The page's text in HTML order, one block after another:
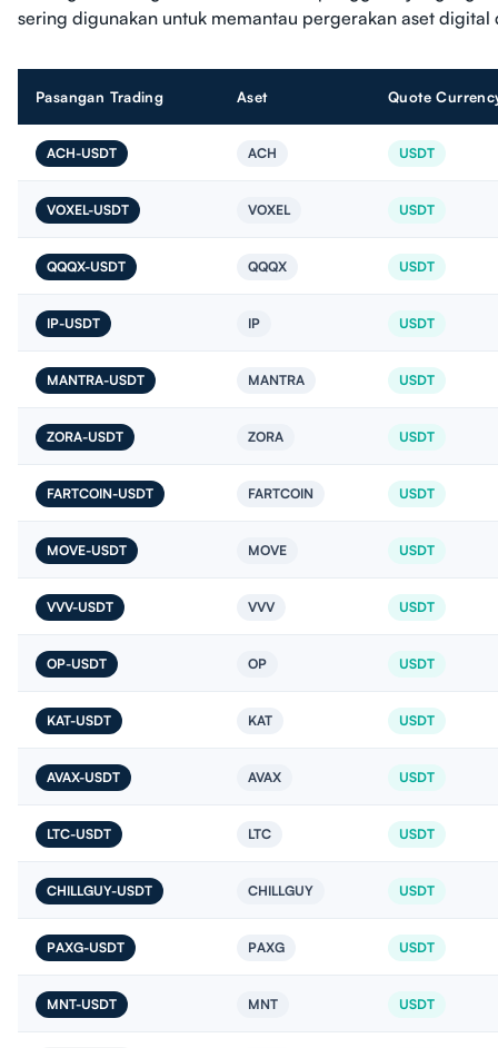
sering digunakan untuk memantau pergerakan aset
Pasangan Trading Aset Quote
ACH-USDT ACH USDT
VOXEL-USDT VOXEL USDT
QQQX-USDT QQQX USDT
IP-USDT IP USDT
MANTRA-USDT MANTRA USDT
ZORA-USDT ZORA USDT
FARTCOIN-USDT FARTCOIN USDT
MOVE-USDT MOVE USDT
VVV-USDT VVV USDT
OP-USDT OP USDT
KAT-USDT KAT USDT
AVAX-USDT AVAX USDT
LTC-USDT LTC USDT
CHILLGUY-USDT CHILLGUY USDT
PAXG-USDT PAXG USDT
MNT-USDT MNT USDT